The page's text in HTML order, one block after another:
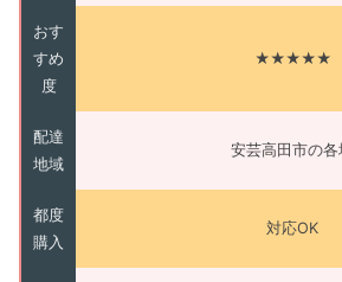
おす
すめ
度
★★★★★
配達
地域
安芸高田市の各
都度
購入
対応OK